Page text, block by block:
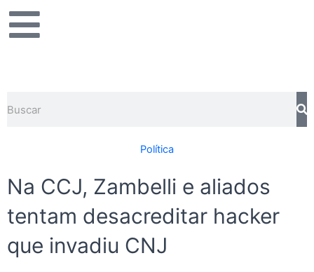
para
Política
Na CCJ, Zambelli e aliados
tentam desacreditar hacker
que invadiu CNJ